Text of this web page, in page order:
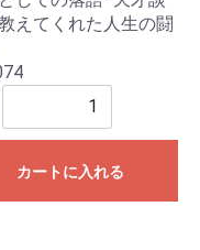
えてくれた人生の闘
カートに入れる